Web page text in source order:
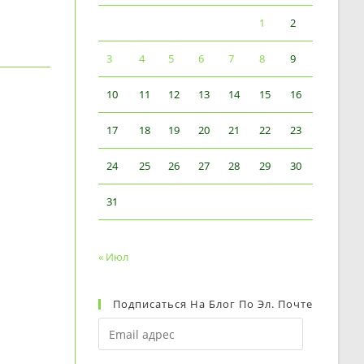
1 2
3 4 5 6 7 8 9
10 11 12 13 14 15 16
17 18 19 20 21 22 23
24 25 26 27 28 29 30
31
« Июл
Подписаться На Блог По Эл. Почте
Email
адрес